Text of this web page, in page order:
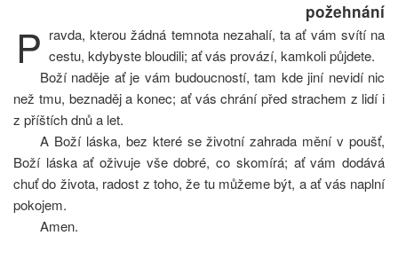
požehnání
P ravda, kterou žádná temnota nezahalí, ta ať vám svítí na
cestu, kdybyste bloudili; ať vás provází, kamkoli půjdete.
Boží naděje ať je vám budoucností, tam kde jiní nevidí nic
než tmu, beznaděj a konec; ať vás chrání před strachem z lidí i
z příštích dnů a let.
A Boží láska, bez které se životní zahrada mění v poušť,
Boží láska ať oživuje vše dobré, co skomírá; ať vám dodává
chuť do života, radost z toho, že tu můžeme být, a ať vás naplní
pokojem.
Amen.